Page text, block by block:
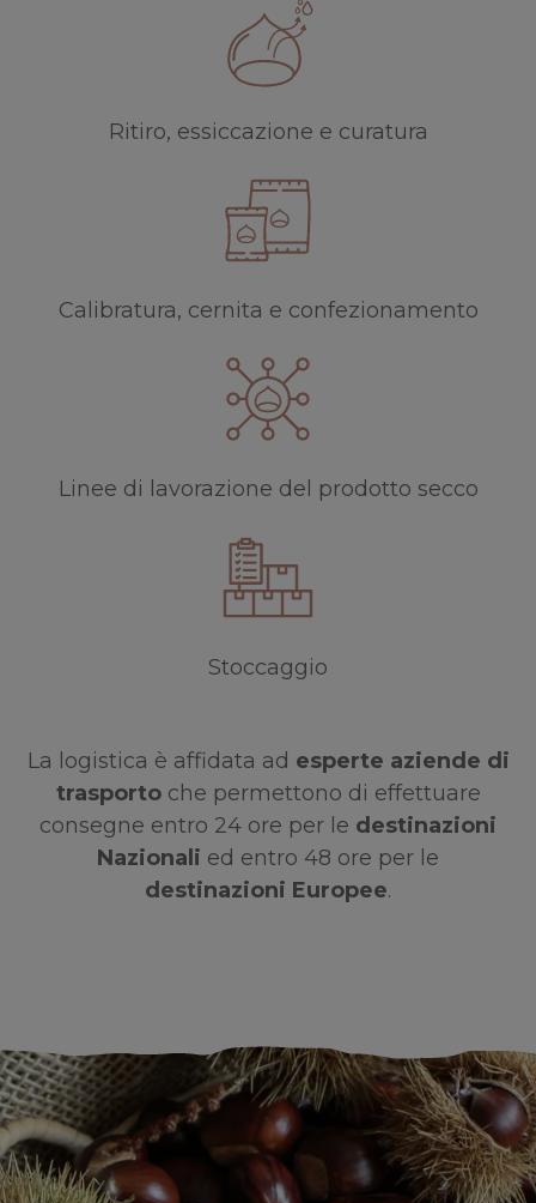
Ritiro, essiccazione e curatura
Calibratura, cernita e confezionamento
Linee di lavorazione del prodotto secco
Stoccaggio
La logistica è affidata ad esperte aziende di
trasportoche permettono di effettuare
consegne entro 24 ore per le destinazioni
Nazionali ed entro 48 ore per le
destinazioni Europee.